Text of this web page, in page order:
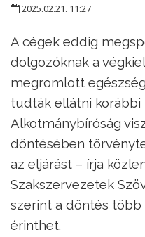
2025.02.21. 11:27
A cégek eddig
dolgozóknak a
megromlott
tudták ellátni korábbi
Alkotmánybíróság
döntésében
az eljárást – írja
Szakszervezetek
szerint a döntés
érinthet.